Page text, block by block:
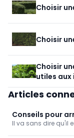
Choisir
Choisir
Choisir
utiles
Articles
Conseils pour
Il va sans dire qu'il